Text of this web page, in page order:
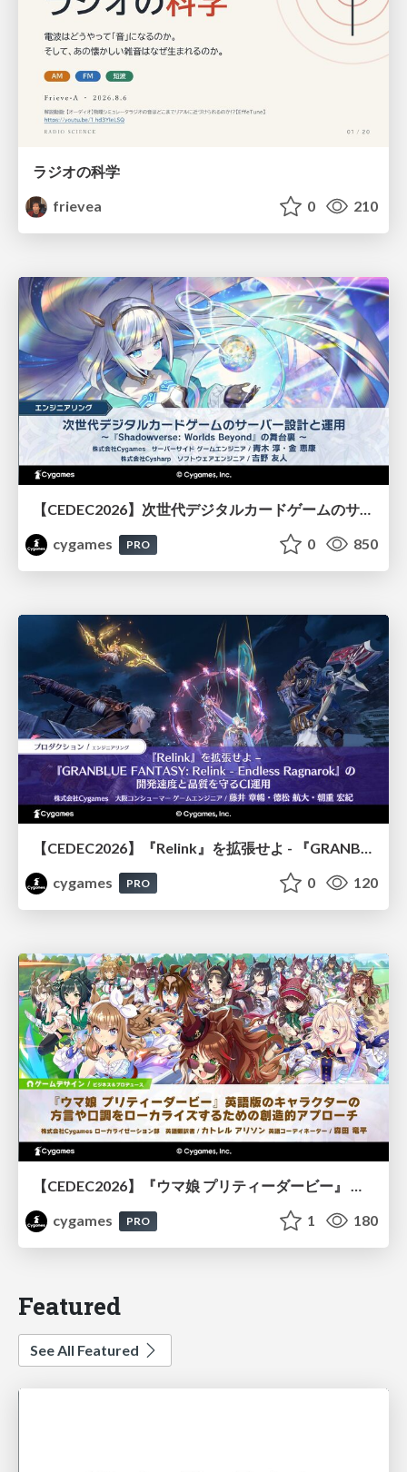
ラジオの科学
frievea
0 210
【CEDEC2026】次世代デジタルカードゲームのサーバー設計と運用 〜『Shadowverse: Worlds Beyond』の舞台裏～
cygames
PRO 0 850
cygames
PRO 0 120
【CEDEC2026】『ウマ娘 プリティーダービー』 英語版のキャラクターの方言や口調をローカライズするための創造的アプローチ
cygames
PRO 1 180
Featured
See All Featured